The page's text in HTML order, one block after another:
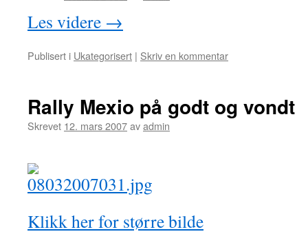
Les videre →
Publisert i Ukategorisert | Skriv en kommentar
Rally Mexio på godt og vondt
Skrevet 12. mars 2007avadmin
Klikk her for større bilde